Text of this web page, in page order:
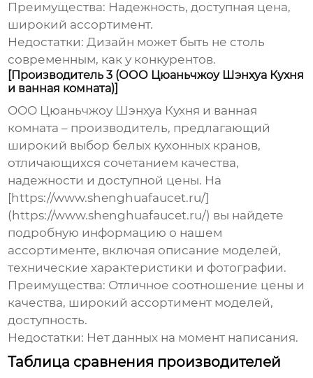
Преимущества: Надежность, доступная цена,
широкий ассортимент.
Недостатки: Дизайн может быть не столь
современным, как у конкурентов.
[Производитель 3 (ООО Цюаньчжоу Шэнхуа Кухня
и ванная комната)]
ООО Цюаньчжоу Шэнхуа Кухня и ванная
комната – производитель, предлагающий
широкий выбор белых кухонных кранов,
отличающихся сочетанием качества,
надежности и доступной цены. На
[https://www.shenghuafaucet.ru/]
(https://www.shenghuafaucet.ru/) вы найдете
подробную информацию о нашем
ассортименте, включая описание моделей,
технические характеристики и фотографии.
Преимущества: Отличное соотношение цены и
качества, широкий ассортимент моделей,
доступность.
Недостатки: Нет данных на момент написания.
Таблица сравнения производителей